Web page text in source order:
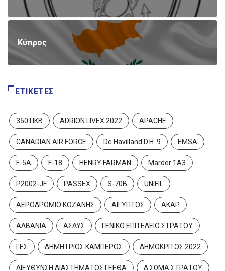
Κύπρος
ΕΤΙΚΈΤΕΣ
350 ΠΚΒ ADRION LIVEX 2022 APACHE
CANADIAN AIR FORCE De Havilland D.H. 9 EMSA
F-5A F-18 HENRY FARMAN Marder 1A3
P2002-JF PASSEX S-70B UNIFIL
ΑΕΡΟΔΡΟΜΙΟ ΚΟΖΑΝΗΣ ΑΙΓΥΠΤΟΣ ΑΚΑΡ
ΑΛΒΑΝΙΑ ΑΣΔΥΣ ΓΕΝΙΚΟ ΕΠΙΤΕΛΕΙΟ ΣΤΡΑΤΟΥ
ΓΕΣ ΔΗΜΗΤΡΙΟΣ ΚΑΜΠΕΡΟΣ ΔΗΜΟΚΡΙΤΟΣ 2022
ΔΙΕΥΘΥΝΣΗ ΔΙΑΣΤΗΜΑΤΟΣ ΓΕΕΘΑ Δ ΣΩΜΑ ΣΤΡΑΤΟΥ